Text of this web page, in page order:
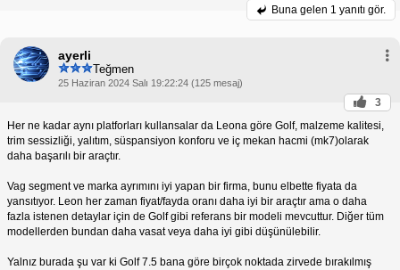
Buna gelen 1 yanıtı gör.
ayerli
Teğmen
25 Haziran 2024 Salı 19:22:24 (125 mesaj)
3
Her ne kadar aynı platforları kullansalar da Leona göre Golf, malzeme kalitesi,
trim sessizliği, yalıtım, süspansiyon konforu ve iç mekan hacmi (mk7)olarak
daha başarılı bir araçtır.
Vag segment ve marka ayrımını iyi yapan bir firma, bunu elbette fiyata da
yansıtıyor. Leon her zaman fiyat/fayda oranı daha iyi bir araçtır ama o daha
fazla istenen detaylar için de Golf gibi referans bir modeli mevcuttur. Diğer tüm
modellerden bundan daha vasat veya daha iyi gibi düşünülebilir.
Yalnız burada şu var ki Golf 7.5 bana göre birçok noktada zirvede bırakılmış